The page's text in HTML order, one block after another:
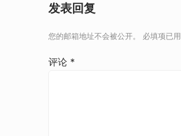
发表回复
您的邮箱地址不会被公开。 必填项已用
评论 *